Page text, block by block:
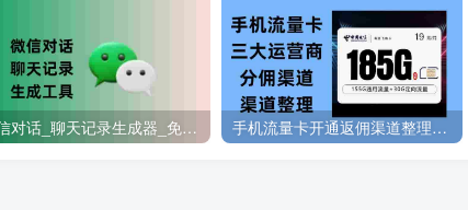
微信对话_聊天记录生成器_免费无限制 手机流量卡开通返佣渠道整理（三大运营商汇总）